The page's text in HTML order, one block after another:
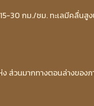
30 กม./ชม. ทะเลมีคลื่นสู
ส่วนมากทางตอนล่างของภ